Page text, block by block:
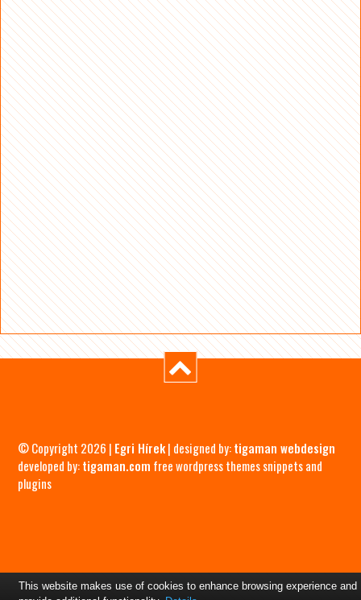
© Copyright 2026 | Egri Hírek| designed by:tigaman webdesign
developed by:tigaman.com free wordpress themes snippets and
plugins
This website makes use of cookies to enhance browsing experience and